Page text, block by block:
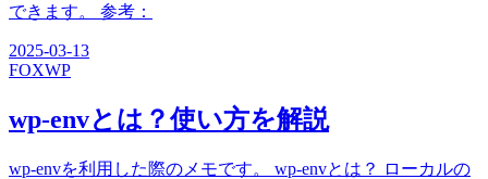
できます。 参考：
2025-03-13
FOXWP
wp-envとは？使い方を解説
wp-envを利用した際のメモです。 wp-envとは？ ローカルの